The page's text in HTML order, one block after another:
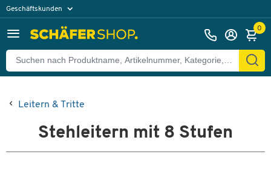
Geschäftskunden
0
Leitern & Tritte
Stehleitern mit 8 Stufen